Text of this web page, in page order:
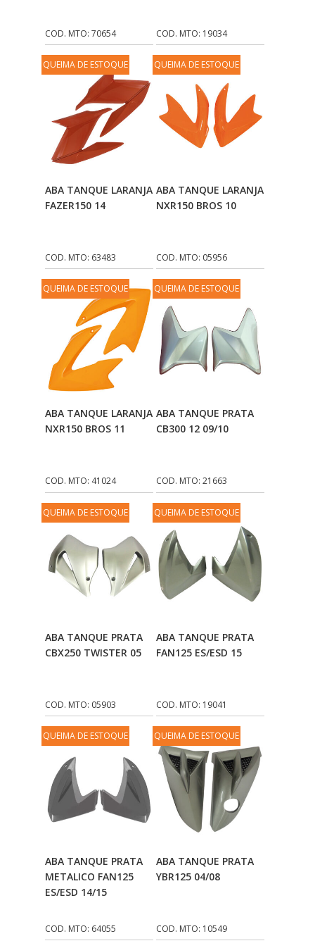
COD. MTO: 70654 COD. MTO: 19034
Adicionar Ao
Carrinho
QUEIMA DE ESTOQUE
ABA TANQUE LARANJA
FAZER150 14
COD. MTO: 63483
Adicionar Ao
Carrinho
QUEIMA DE ESTOQUE
ABA TANQUE LARANJA
NXR150 BROS 10
COD. MTO: 05956
Adicionar Ao
Carrinho
QUEIMA DE ESTOQUE
ABA TANQUE LARANJA
NXR150 BROS 11
COD. MTO: 41024
Adicionar Ao
Carrinho
QUEIMA DE ESTOQUE
ABA TANQUE PRATA
CB300 12 09/10
COD. MTO: 21663
Adicionar Ao
Carrinho
QUEIMA DE ESTOQUE
ABA TANQUE PRATA
CBX250 TWISTER 05
COD. MTO: 05903
Adicionar Ao
Carrinho
QUEIMA DE ESTOQUE
ABA TANQUE PRATA
FAN125 ES/ESD 15
COD. MTO: 19041
Adicionar Ao
Carrinho
QUEIMA DE ESTOQUE
ABA TANQUE PRATA
METALICO FAN125
ES/ESD 14/15
COD. MTO: 64055
Adicionar Ao
Carrinho
QUEIMA DE ESTOQUE
ABA TANQUE PRATA
YBR125 04/08
COD. MTO: 10549